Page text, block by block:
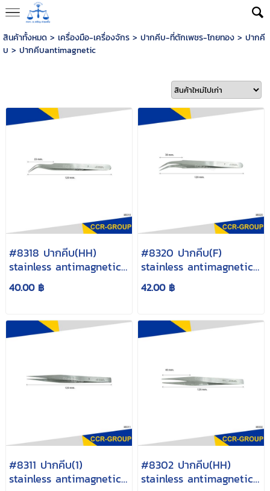
สินค้าทั้งหมด> เครื่องมือ-เครื่องจักร> ปากคีบ-ที่ตักเพชร-โกยทอง> ปากคี
บ > ปากคีบantimagnetic
#8318 ปากคีบ(HH)
stainless antimagnetic
12cm.
40.00 ฿
#8320 ปากคีบ(F)
stainless antimagnetic
12cm.
42.00 ฿
#8311 ปากคีบ(1)
stainless antimagnetic
#8302 ปากคีบ(HH)
stainless antimagnetic